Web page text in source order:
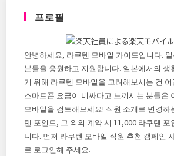
환
원
으
로
동
영
상
라
이
프
를
즐
기
프로필
안녕하세요, 라쿠텐 모바일 가이드입니다.
분들을 응원하고 지원합니다. 일본에서의 생
기 위해 라쿠텐 모바일을 고려해보시는 건
스마트폰 요금이 비싸다고 느끼시는 분들은
모바일을 검토해보세요! 직원 소개로 변경하
텐 포인트, 그 외의 계약 시 11,000 라쿠텐 포
니다. 먼저 라쿠텐 모바일 직원 추천 캠페인
로 로그인해 주세요.